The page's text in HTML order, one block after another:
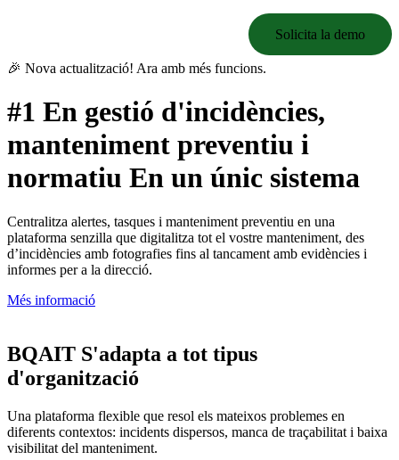
Solicita la demo
🎉 Nova actualització! Ara amb més funcions.
#1 En gestió d'incidències,
manteniment preventiu i
normatiu En un únic sistema
Centralitza alertes, tasques i manteniment preventiu en una
plataforma senzilla que digitalitza tot el vostre manteniment, des
d’incidències amb fotografies fins al tancament amb evidències i
informes per a la direcció.
Més informació
BQAIT S'adapta a tot tipus
d'organització
Una plataforma flexible que resol els mateixos problemes en
diferents contextos: incidents dispersos, manca de traçabilitat i baixa
visibilitat del manteniment.